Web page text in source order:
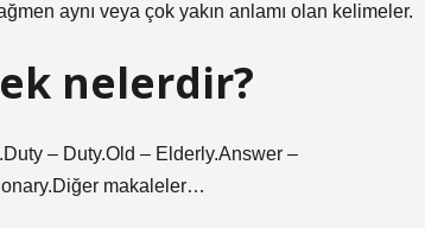
aynı veya çok yakın anlamı olan kelimeler.
nelerdir?
– Duty.Old – Elderly.Answer –
makaleler…